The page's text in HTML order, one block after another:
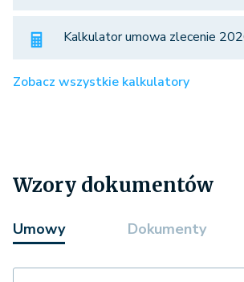
Kalkulator umowa zlecenie
Zobacz wszystkie kalkulatory
Wzory dokumentów
Umowy Dokumenty